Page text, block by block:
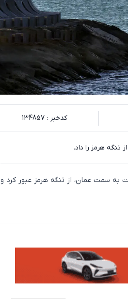
کدخبر : 134857
تنگه هرمز را داد.
به سمت عمان، از تنگه هرمز عبور کرد و